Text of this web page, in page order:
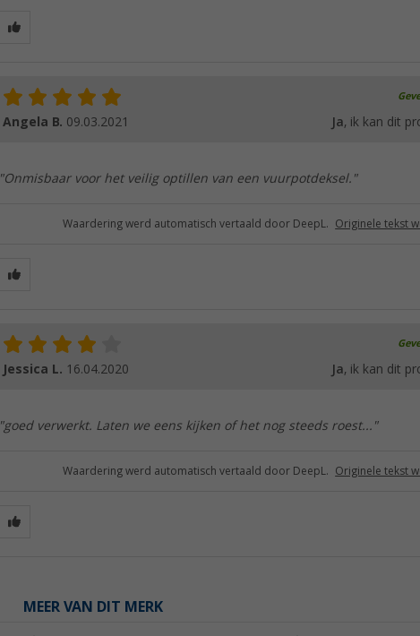
Angela B. 09.03.2021 Ja, ik kan dit
"Onmisbaar voor het veilig optillen van een vuurpotdeksel."
Waardering werd automatisch vertaald door DeepL. Originele tekst
Jessica L. 16.04.2020 Ja, ik kan dit
"goed verwerkt. Laten we eens kijken of het nog steeds roest..."
Waardering werd automatisch vertaald door DeepL. Originele tekst
MEER VAN DIT MERK